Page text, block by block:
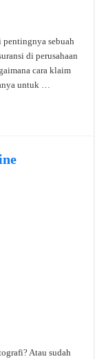
sebuah
di perusahaan
cara klaim
untuk …
Atau sudah